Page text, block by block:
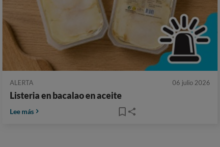
ALERTA 06 julio 2026
Listeria en bacalao en aceite
Lee más